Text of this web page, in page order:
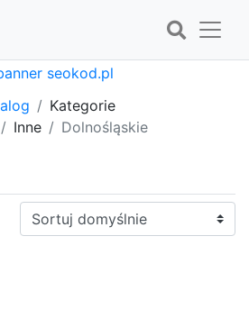
Kategorie
Inne Dolnośląskie
Sortuj: